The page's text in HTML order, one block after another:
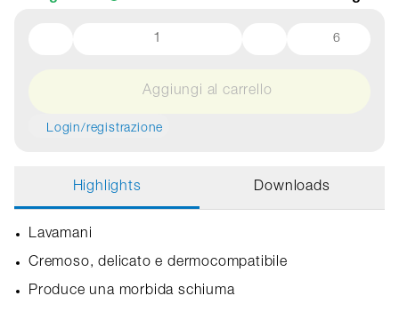
6
Aggiungi al carrello
Login/registrazione
Highlights Downloads
Lavamani
Cremoso, delicato e dermocompatibile
Produce una morbida schiuma